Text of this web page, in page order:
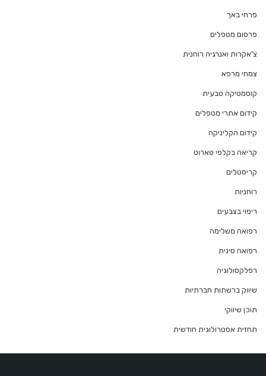
פרחי באך
פרסום מטפלים
צ'אקרות ואנרגיה רוחנית
צמחי מרפא
קוסמטיקה טבעית
קידום אתרי מטפלים
קידום הקליניקה
קריאה בקלפי טארוט
קריסטלים
רוחניות
ריפוי בצבעים
רפואה משלימה
רפואה סינית
רפלקסולוגיה
שיווק ברשתות חברתיות
תוכן שיווקי
תחזית אסטרולוגית חודשית